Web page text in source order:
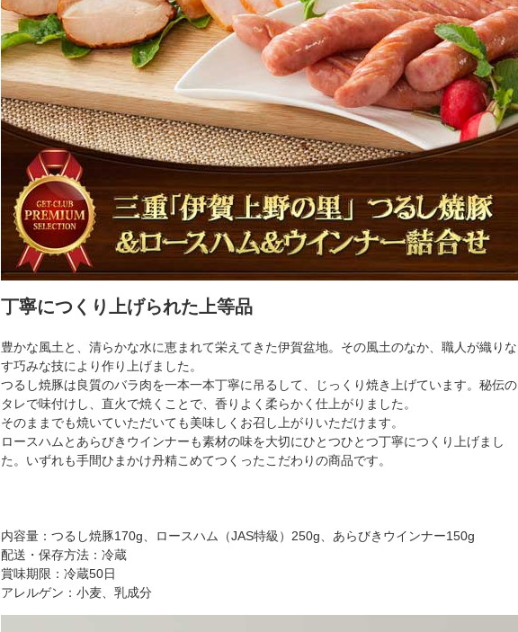
丁寧につくり上げられた上等品
豊かな風土と、清らかな水に恵まれて栄えてきた伊賀盆地。その風土のなか、職人が織りな
す巧みな技により作り上げました。
つるし焼豚は良質のバラ肉を一本一本丁寧に吊るして、じっくり焼き上げています。秘伝の
タレで味付けし、直火で焼くことで、香りよく柔らかく仕上がりました。
そのままでも焼いていただいても美味しくお召し上がりいただけます。
ロースハムとあらびきウインナーも素材の味を大切にひとつひとつ丁寧につくり上げまし
た。いずれも手間ひまかけ丹精こめてつくったこだわりの商品です。
内容量：つるし焼豚170g、ロースハム（JAS特級）250g、あらびきウインナー150g
配送・保存方法：冷蔵
賞味期限：冷蔵50日
アレルゲン：小麦、乳成分